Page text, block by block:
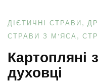
ДІЄТИЧНІ СТРАВИ
СТРАВИ З М'ЯСА
Картопляні
духовці